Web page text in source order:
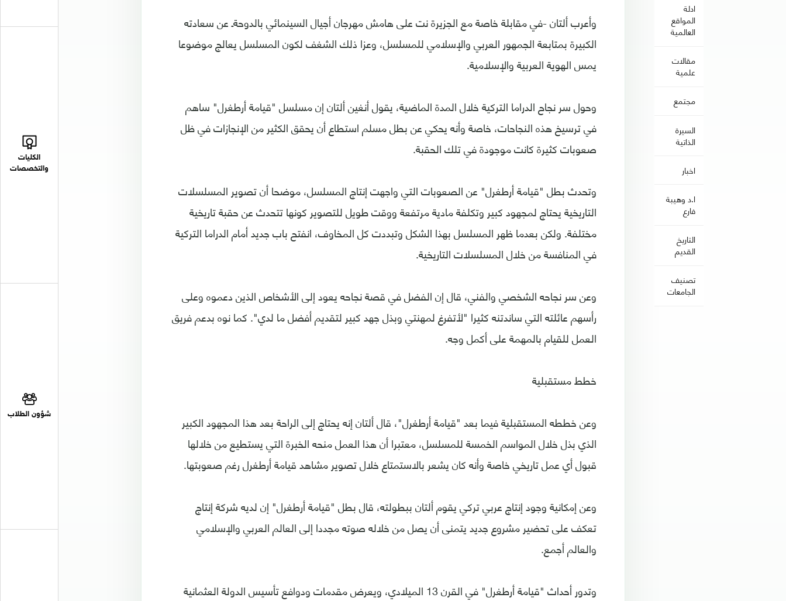
الكليات
والتخصصات
شؤون الطلاب
ادلة
المواقع
العالمية
مقالات
علمية
مجتمع
السيرة
الذاتية
اخبار
ا.د وهيبة
فارع
التاريخ
القديم
تصنيف
الجامعات
وأعرب ألتان -في مقابلة خاصة مع الجزيرة نت على هامش مهرجان أجيال السينمائي بالدوحةـ عن سعادته
الكبيرة بمتابعة الجمهور العربي والإسلامي للمسلسل، وعزا ذلك الشغف لكون المسلسل يعالج موضوعا
يمس الهوية العربية والإسلامية.
وحول سر نجاح الدراما التركية خلال المدة الماضية، يقول أنغين ألتان إن مسلسل "قيامة أرطغرل" ساهم
في ترسيخ هذه النجاحات، خاصة وأنه يحكي عن بطل مسلم استطاع أن يحقق الكثير من الإنجازات في ظل
صعوبات كثيرة كانت موجودة في تلك الحقبة.
وتحدث بطل "قيامة أرطغرل" عن الصعوبات التي واجهت إنتاج المسلسل، موضحا أن تصوير المسلسلات
التاريخية يحتاج لمجهود كبير وتكلفة مادية مرتفعة ووقت طويل للتصوير كونها تتحدث عن حقبة تاريخية
مختلفة. ولكن بعدما ظهر المسلسل بهذا الشكل وتبددت كل المخاوف، انفتح باب جديد أمام الدراما التركية
في المنافسة من خلال المسلسلات التاريخية.
وعن سر نجاحه الشخصي والفني، قال إن الفضل في قصة نجاحه يعود إلى الأشخاص الذين دعموه وعلى
رأسهم عائلته التي ساندتنه كثيرا "لأتفرغ لمهنتي وبذل جهد كبير لتقديم أفضل ما لدي". كما نوه بدعم فريق
العمل للقيام بالمهمة على أكمل وجه.
خطط مستقبلية
وعن خططه المستقبلية فيما بعد "قيامة أرطغرل"، قال ألتان إنه يحتاج إلى الراحة بعد هذا المجهود الكبير
الذي بذل خلال المواسم الخمسة للمسلسل، معتبرا أن هذا العمل منحه الخبرة التي يستطيع من خلالها
قبول أي عمل تاريخي خاصة وأنه كان يشعر بالاستمتاع خلال تصوير مشاهد قيامة أرطغرل رغم صعوبتها.
وعن إمكانية وجود إنتاج عربي تركي يقوم ألتان ببطولته، قال بطل "قيامة أرطغرل" إن لديه شركة إنتاج
تعكف على تحضير مشروع جديد يتمنى أن يصل من خلاله صوته مجددا إلى العالم العربي والإسلامي
والعالم أجمع.
وتدور أحداث "قيامة أرطغرل" في القرن 13 الميلادي، ويعرض مقدمات ودوافع تأسيس الدولة العثمانية